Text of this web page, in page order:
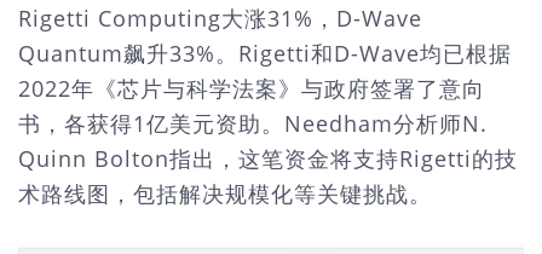
Rigetti Computing大涨31%，D-Wave
Quantum飙升33%。Rigetti和D-Wave均已根据
2022年《芯片与科学法案》与政府签署了意向
书，各获得1亿美元资助。Needham分析师N.
Quinn Bolton指出，这笔资金将支持Rigetti的技
术路线图，包括解决规模化等关键挑战。